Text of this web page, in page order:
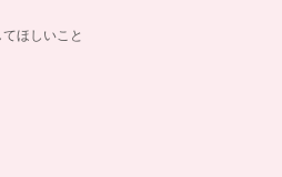
ほしいこと